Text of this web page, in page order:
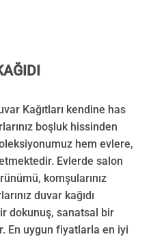
Kağıtları kendine has
boşluk hissinden
hem evlere,
Evlerde salon
komşularınız
duvar kağıdı
dokunuş, sanatsal bir
En uygun fiyatlarla en iyi